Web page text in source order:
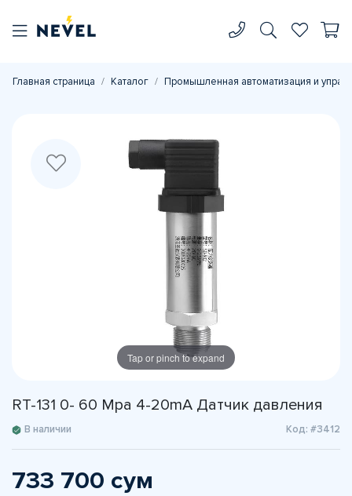
Главная страница Каталог Промышленная автоматизация и
Tap or pinch to expand
RT-131 0- 60 Mpa 4-20mA Датчик давления
В наличии Код: #3412
733 700 сум